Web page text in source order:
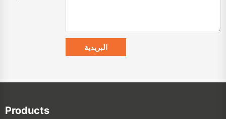
Products